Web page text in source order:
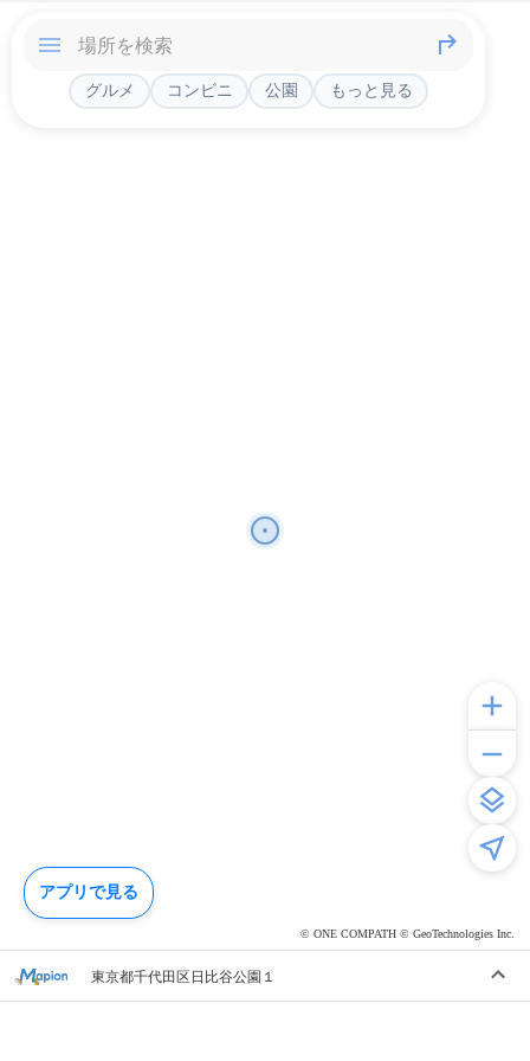
© ONE COMPATH © GeoTechnologies Inc.
グルメ コンビニ 公園 もっと見る
東京都千代田区日比谷公園１
アプリで見る